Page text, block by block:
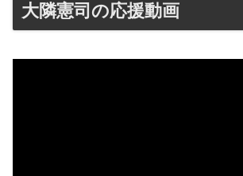
大隣憲司の応援動画